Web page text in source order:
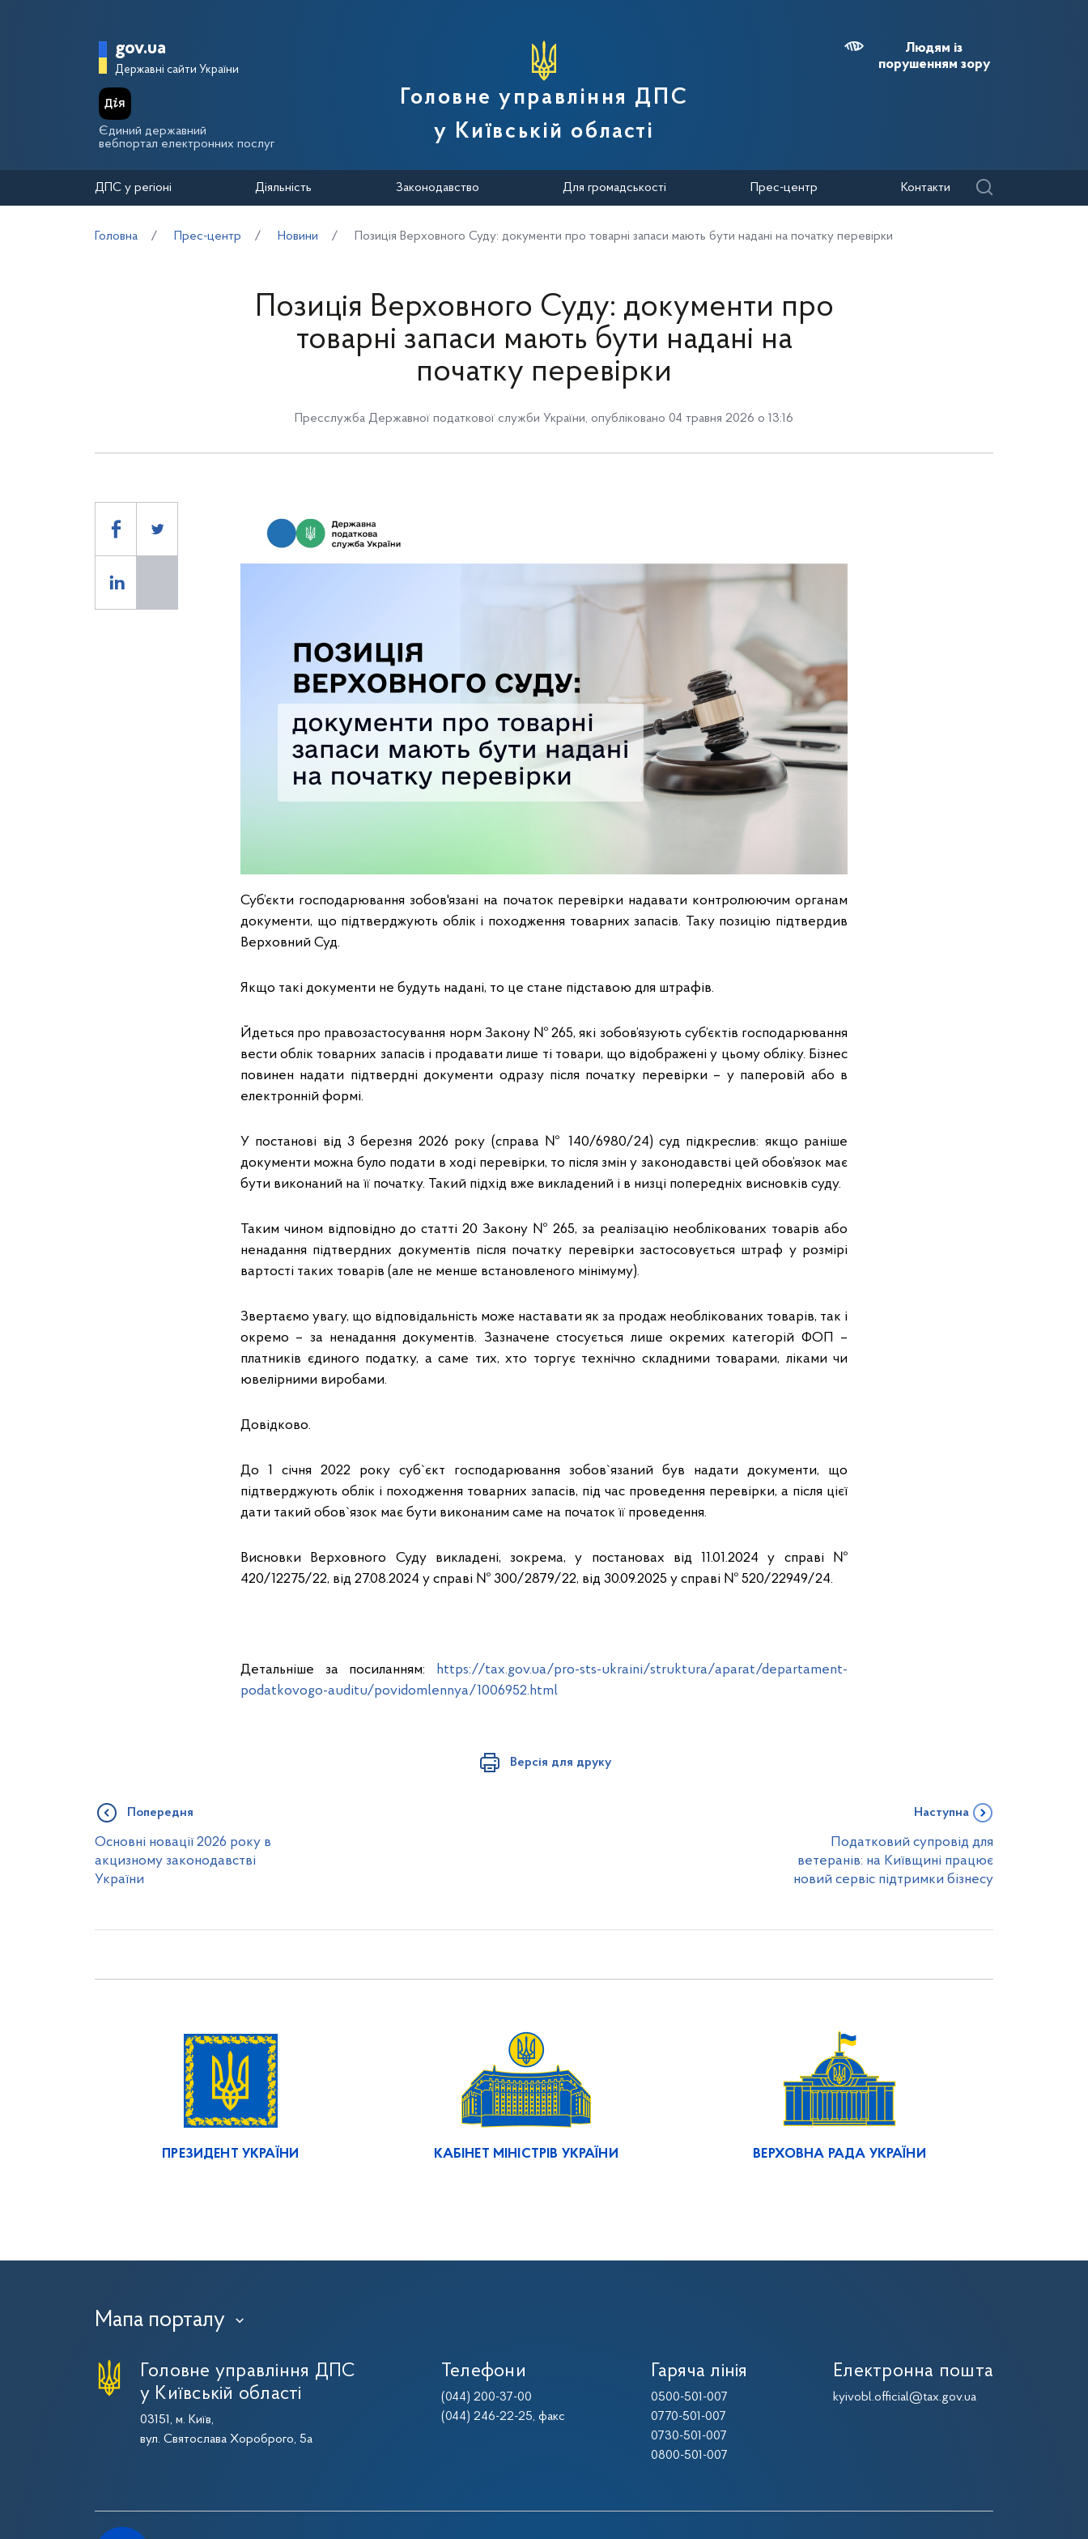
Головна сторінка Державної податкової служби України
gov.ua
Державні сайти України
Єдиний державний
вебпортал електронних послуг
Головне управління ДПС
у Київській області
Людям із
порушенням зору
ДПС у регіоні Діяльність Законодавство Для громадськості Прес-центр Контакти
Головна Прес-центр Новини Позиція Верховного Суду: документи про товарні запаси мають бути надані на початку перевірки
Позиція Верховного Суду: документи про
товарні запаси мають бути надані на
початку перевірки
Пресслужба Державної податкової служби України, опубліковано 04 травня 2026 о 13:16
Суб’єкти господарювання зобов'язані на початок перевірки надавати контролюючим органам
документи, що підтверджують облік і походження товарних запасів. Таку позицію підтвердив
Верховний Суд.
Якщо такі документи не будуть надані, то це стане підставою для штрафів.
Йдеться про правозастосування норм Закону № 265, які зобов’язують суб’єктів господарювання
вести облік товарних запасів і продавати лише ті товари, що відображені у цьому обліку. Бізнес
повинен надати підтвердні документи одразу після початку перевірки – у паперовій або в
електронній формі.
У постанові від 3 березня 2026 року (справа № 140/6980/24) суд підкреслив: якщо раніше
документи можна було подати в ході перевірки, то після змін у законодавстві цей обов’язок має
бути виконаний на її початку. Такий підхід вже викладений і в низці попередніх висновків суду.
Таким чином відповідно до статті 20 Закону № 265, за реалізацію необлікованих товарів або
ненадання підтвердних документів після початку перевірки застосовується штраф у розмірі
вартості таких товарів (але не менше встановленого мінімуму).
Звертаємо увагу, що відповідальність може наставати як за продаж необлікованих товарів, так і
окремо – за ненадання документів. Зазначене стосується лише окремих категорій ФОП –
платників єдиного податку, а саме тих, хто торгує технічно складними товарами, ліками чи
ювелірними виробами.
Довідково.
До 1 січня 2022 року суб`єкт господарювання зобов`язаний був надати документи, що
підтверджують облік і походження товарних запасів, під час проведення перевірки, а після цієї
дати такий обов`язок має бути виконаним саме на початок її проведення.
Висновки Верховного Суду викладені, зокрема, у постановах від 11.01.2024 у справі №
420/12275/22, від 27.08.2024 у справі № 300/2879/22, від 30.09.2025 у справі № 520/22949/24.
Детальніше за посиланням:
https://tax.gov.ua/pro-sts-ukraini/struktura/aparat/departament-
podatkovogo-auditu/povidomlennya/1006952.html
Версія для друку
Попередня
Основні новації 2026 року в
акцизному законодавстві
України
Наступна
Податковий супровід для
ветеранів: на Київщині працює
новий сервіс підтримки бізнесу
ПРЕЗИДЕНТ УКРАЇНИ КАБІНЕТ МІНІСТРІВ УКРАЇНИ ВЕРХОВНА РАДА УКРАЇНИ
Мапа порталу ›
Головне управління ДПС
у Київській області
03151, м. Київ,
вул. Святослава Хороброго, 5а
Телефони
(044) 200-37-00
(044) 246-22-25, факс
Гаряча лінія
0500-501-007
0770-501-007
0730-501-007
0800-501-007
Електронна пошта
kyivobl.official@tax.gov.ua